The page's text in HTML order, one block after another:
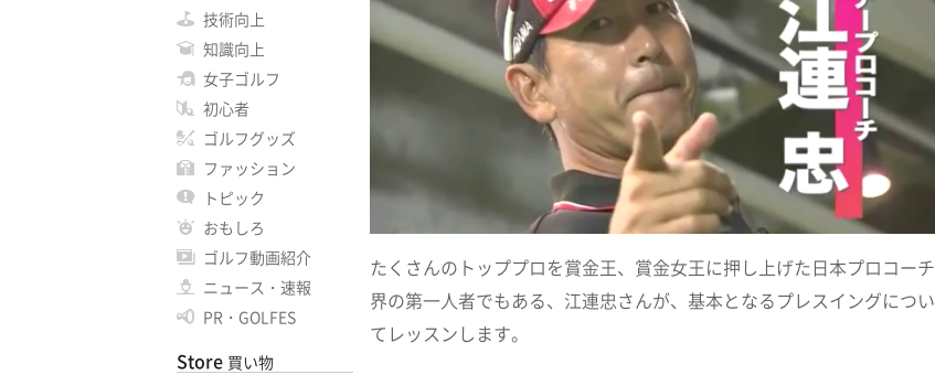
技術向上
知識向上
女子ゴルフ
初心者
ゴルフグッズ
ファッション
トピック
おもしろ
ゴルフ動画紹介
ニュース・速報
PR・GOLFES
Store 買い物
たくさんのトッププロを賞金王、賞金女王に押し上げた日本プロコーチ
界の第一人者でもある、江連忠さんが、基本となるプレスイングについ
てレッスンします。